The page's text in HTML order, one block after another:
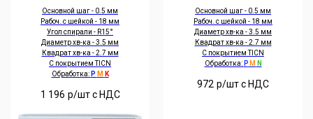
Основной шаг - 0.5 мм
Рабоч. с шейкой - 18 мм
Угол спирали - R15°
Диаметр хв-ка - 3.5 мм
Квадрат хв-ка - 2.7 мм
С покрытием TICN
Обработка: P M K
1 196 р/шт c НДС
Основной шаг - 0.5 мм
Рабоч. с шейкой - 18 мм
Диаметр хв-ка - 3.5 мм
Квадрат хв-ка - 2.7 мм
С покрытием TICN
Обработка: P M N
972 р/шт c НДС